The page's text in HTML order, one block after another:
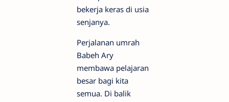
bekerja keras di usia
senjanya.
Perjalanan umrah
Babeh Ary
membawa pelajaran
besar bagi kita
semua. Di balik